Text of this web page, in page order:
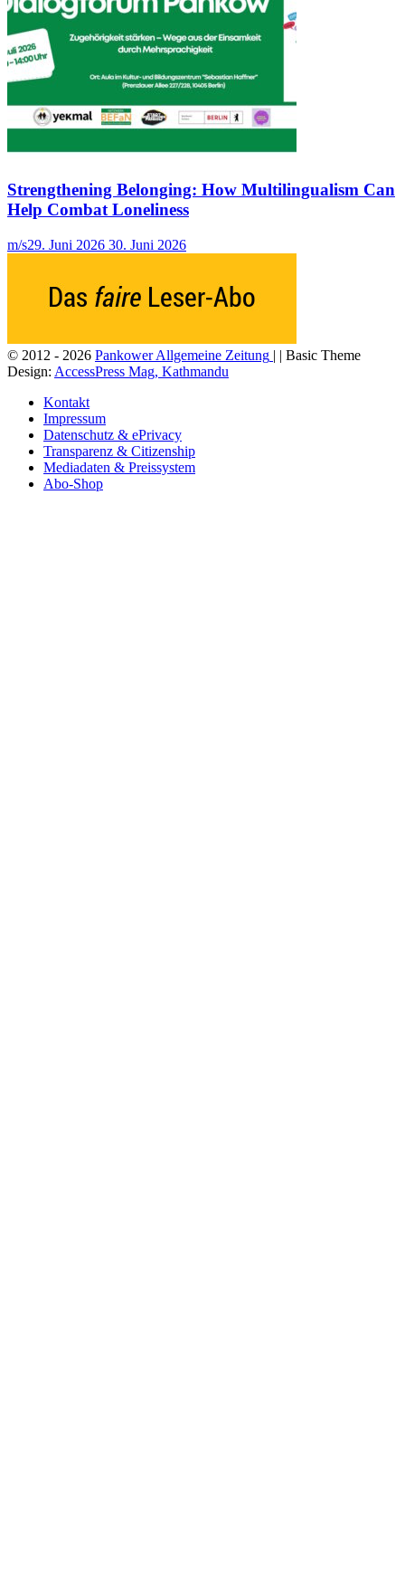
Strengthening Belonging: How Multilingualism Can
Help Combat Loneliness
m/s29. Juni 2026 30. Juni 2026
© 2012 - 2026 Pankower Allgemeine Zeitung | | Basic Theme
Design: AccessPress Mag, Kathmandu
Kontakt
Impressum
Datenschutz & ePrivacy
Transparenz & Citizenship
Mediadaten & Preissystem
Abo-Shop